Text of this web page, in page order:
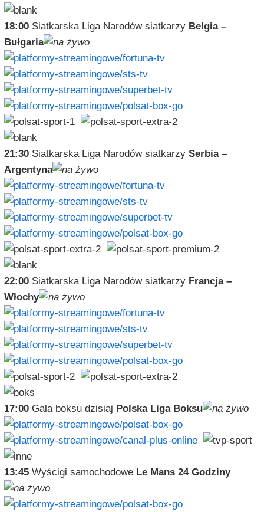
18:00Siatkarska Liga Narodów siatkarzy Belgia –
Bułgaria
21:30Siatkarska Liga Narodów siatkarzy Serbia –
Argentyna
22:00Siatkarska Liga Narodów siatkarzy Francja –
Włochy
17:00Gala boksu dzisiaj Polska Liga Boksu
13:45Wyścigi samochodowe Le Mans 24 Godziny